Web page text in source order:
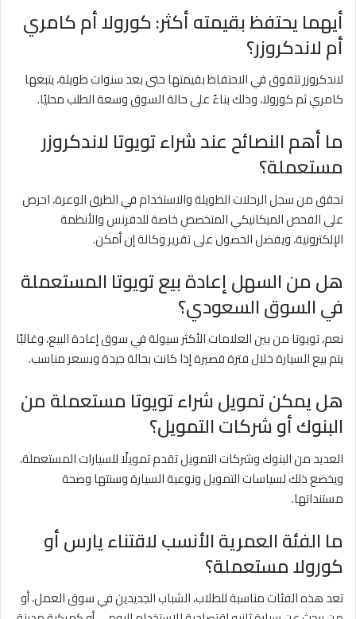
أيهما يحتفظ بقيمته أكثر: كورولا أم كامري
أم لاندكروزر؟
لاندكروزر تتفوق في الاحتفاظ بقيمتها حتى بعد سنوات طويلة، يتبعها
كامري ثم كورولا، وذلك بناءً على حالة السوق وسعة الطلب محليًا.
ما أهم النصائح عند شراء تويوتا لاندكروزر
مستعملة؟
تحقق من سجل الرحلات الطويلة والاستخدام في الطرق الوعرة، احرص
على الفحص الميكانيكي المتخصص خاصة للدفرنس والأنظمة
الإلكترونية، ويفضل الحصول على تقرير وكالة إن أمكن.
هل من السهل إعادة بيع تويوتا المستعملة
في السوق السعودي؟
نعم، تويوتا من بين العلامات الأكثر سيولة في سوق إعادة البيع، وغالبًا
يتم بيع السيارة خلال فترة قصيرة إذا كانت بحالة جيدة وبسعر مناسب.
هل يمكن تمويل شراء تويوتا مستعملة من
البنوك أو شركات التمويل؟
العديد من البنوك وشركات التمويل تقدم تمويلًا للسيارات المستعملة،
ويخضع ذلك لسياسات التمويل ونوعية السيارة وسنتها وصحة
مستنداتها.
ما الفئة العمرية الأنسب لاقتناء يارس أو
كورولا مستعملة؟
تعد هذه الفئات مناسبة للطلاب، الشباب الجديدين في سوق العمل، أو